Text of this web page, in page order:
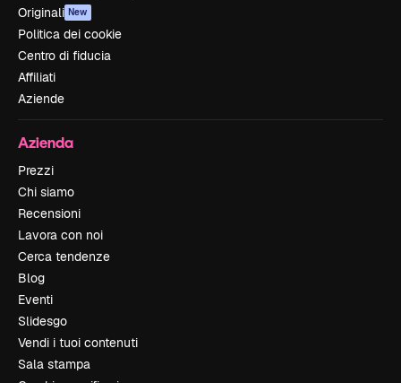
Originali New
Politica dei cookie
Centro di fiducia
Affiliati
Aziende
Azienda
Prezzi
Chi siamo
Recensioni
Lavora con noi
Cerca tendenze
Blog
Eventi
Slidesgo
Vendi i tuoi contenuti
Sala stampa